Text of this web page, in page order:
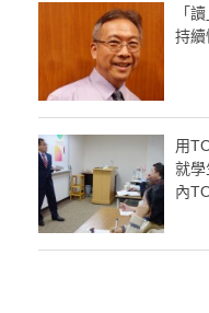
「
持續
用
就學
內